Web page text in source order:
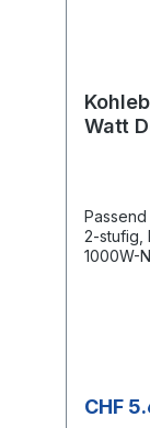
Watt
2-stufig,
1000W-
CHF